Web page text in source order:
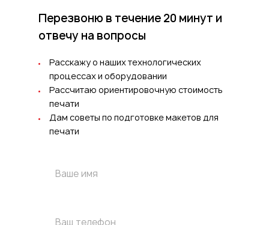
Перезвоню в течение 20 минут и
отвечу на вопросы
Расскажу о наших технологических
процессах и оборудовании
Рассчитаю ориентировочную стоимость
печати
Дам советы по подготовке макетов для
печати